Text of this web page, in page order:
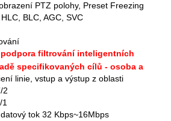
PTZ polohy, Preset Freezing
BLC, AGC, SVC
podpora filtrování inteligentních
specifikovaných cílů - osoba a
linie, vstup a výstup z oblasti
2
1
tok 32 Kbps~16Mbps